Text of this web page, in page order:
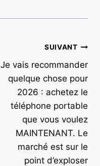
SUIVANT
Je vais recommander
quelque chose pour
2026 : achetez le
téléphone portable
que vous voulez
MAINTENANT. Le
marché est sur le
point d’exploser